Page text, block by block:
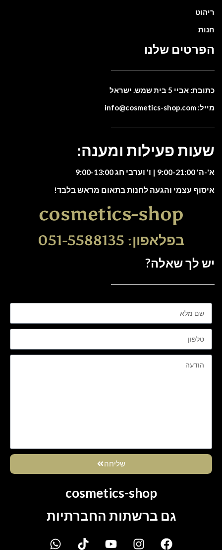
ריהוט
חנות
הפרטים שלנו
כתובת: אביי 5 בית שמש. ישראל
מייל: info@cosmetics-shop.com
שעות פעילות ומענה:
א'-ה' 9:00-21:00 | ו' וערבי חג 9:00-13:00
איסוף עצמי והגעה לחנות בתאום מראש בלבד!
cosmetics-shop
בפלאפון: 051-5588135
יש לך שאלה?
שליחה
cosmetics-shop
גם ברשתות החברתיות